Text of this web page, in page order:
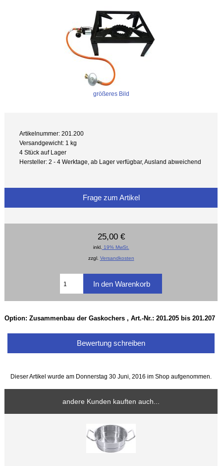
größeres Bild
Artikelnummer: 201.200
Versandgewicht: 1 kg
4 Stück auf Lager
Hersteller: 2 - 4 Werktage, ab Lager verfügbar, Ausland abweichend
Frage zum Artikel
25,00 €
inkl. 19% MwSt.
zzgl. Versandkosten
Option: Zusammenbau der Gaskochers , Art.-Nr.: 201.205 bis 201.207
Bewertung schreiben
Dieser Artikel wurde am Donnerstag 30 Juni, 2016 im Shop aufgenommen.
andere Kunden kauften auch...